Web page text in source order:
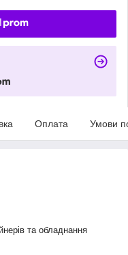
Оплата Умови
та обладнання